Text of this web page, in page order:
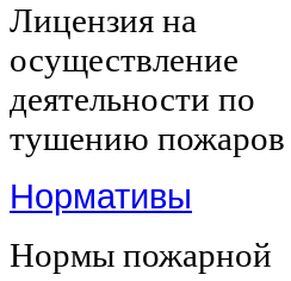
Лицензия на
осуществление
деятельности по
тушению
Нормативы
Нормы пожарной